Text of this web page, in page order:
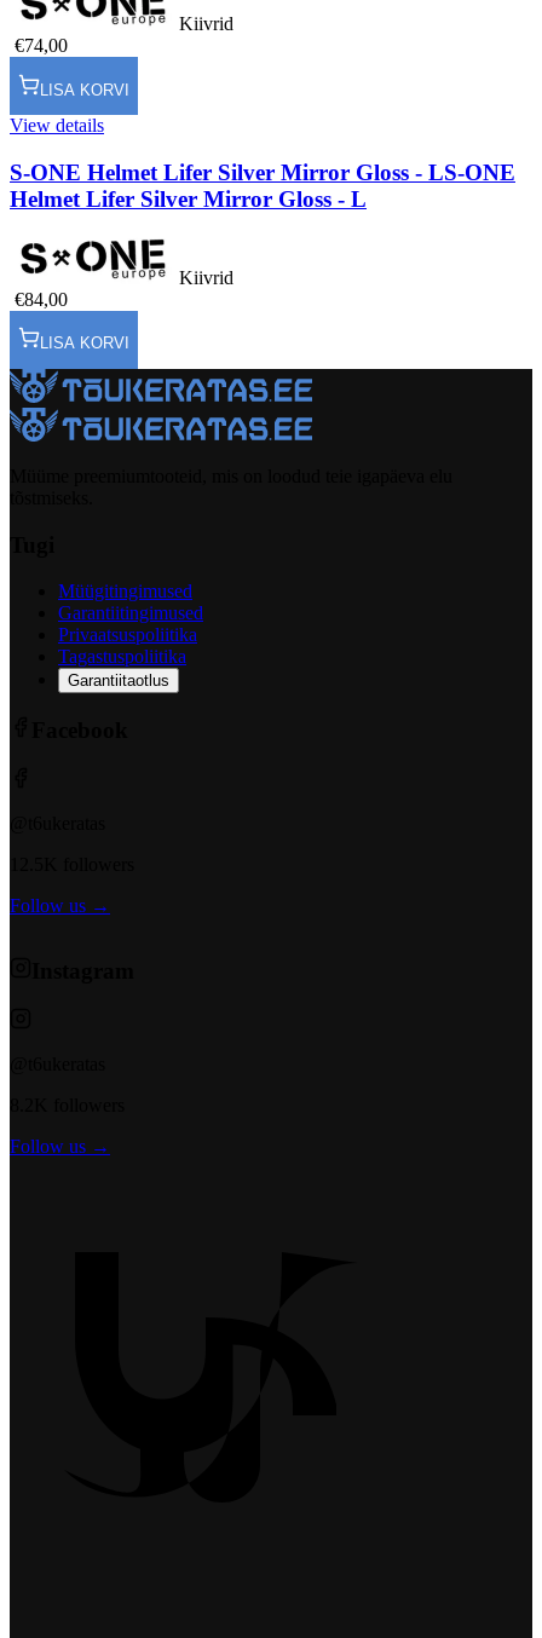
Kiivrid
€74,00
LISA KORVI
View details
S-ONE Helmet Lifer Silver Mirror Gloss - LS-ONE
Helmet Lifer Silver Mirror Gloss - L
Kiivrid
€84,00
LISA KORVI
Müügitingimused
Garantiitingimused
Privaatsuspoliitika
Tagastuspoliitika
Garantiitaotlus
Follow us →
Follow us →